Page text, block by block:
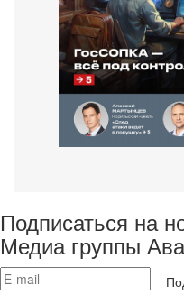
Подписаться на
Медиа группы